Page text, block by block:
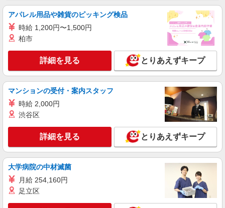
時給1,230円〜1,330円 ★週払いOK（規定あ
り） ※給与幅は経験・能力による
宮城県大崎市 【最寄駅】JR陸羽東線「池月」
いエリアなど、お好きな勤務地をお選び下さ
い！！
キープ 詳細を見る
派遣社員
株式会社kotrio /●SD-H-1993175
大崎市｜サ高住STAFF＊落ち着いた雰囲気で
時給1350円〜2062円 ＜日払い有/週払い有/交
通費全支給(ガソリン代含む)＞
大崎市◎車通勤OK
キープ 詳細を見る
アルバイト
日研トータルソーシング株式会社 メディカルケア事業部/仙台オフィ
アパレル用品や雑貨のピッキング検品
時給 1,200円〜1,500円
柏市
詳細を見る とりあえずキープ
マンションの受付・案内スタッフ
時給 2,000円
渋谷区
詳細を見る とりあえずキープ
大学病院の中材滅菌
月給 254,160円
足立区